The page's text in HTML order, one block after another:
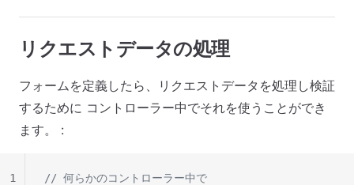
リクエストデータの処理
フォームを定義したら、リクエストデータを処理し検証
するために コントローラー中でそれを使うことができ
ます。 :
// 何らかのコントローラー中で
1